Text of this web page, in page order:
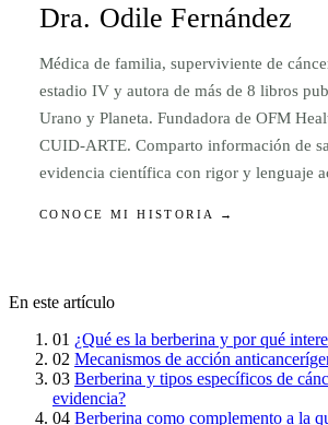
Dra. Odile Fernández
Médica de familia, superviviente de
estadio IV y autora de más de 8 libros
Urano y Planeta. Fundadora de OFM
CUID-ARTE. Comparto información de
evidencia científica con rigor y lenguaje
CONOCE MI HISTORIA →
En este artículo
01 ¿Qué es la berberina y por qué
02 Mecanismos de acción
03 Berberina y tipos específicos de
evidencia?
04 Berberina como complemento a la